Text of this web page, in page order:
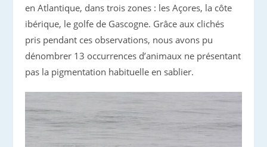
en Atlantique, dans trois zones : les Açores, la côte
ibérique, le golfe de Gascogne. Grâce aux clichés
pris pendant ces observations, nous avons pu
dénombrer 13 occurrences d’animaux ne présentant
pas la pigmentation habituelle en sablier.